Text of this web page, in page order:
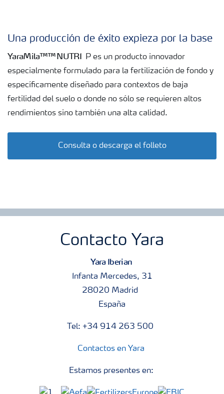
que mejoran la respuesta de los cultivos a los estreses
abióticos, como el frío o el calor, protegiendo así las
cosechas.
• Contiene nitrógeno en forma nítrica y amoniacal en
proporciones equilibradas.
• Contiene azufre, que mejora la absorción de nitrógeno
• El calcio ayuda al alargamiento profundo de las raíces y
raíces finas.
fertilizante mineral granular convencional, permitiendo
antes de la siembra, sin cambiar las prácticas habituales
y mejorando la fertilización.
• El recubrimiento especial, desarrollado dentro de la
reduce el riesgo de formación de polvo
y apelmazamiento , facilitando el manejo del producto
Una producción de éxito expieza por la base
YaraMila™™ NUTRIP es un producto innovador
especialmente formulado para la fertilización de fondo y
específicamente diseñado para contextos de baja
fertilidad del suelo o donde no sólo se requieren altos
rendimientos sino también una alta calidad.
Consulta o descarga el folleto
Contacto Yara
Yara Iberian
Infanta Mercedes, 31
28020 Madrid
España
Tel: +34 914 263 500
Contactos en Yara
Estamos presentes en: